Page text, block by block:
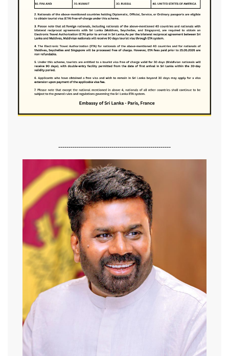
-------------------------------------------------------